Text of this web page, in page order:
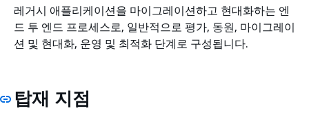
레거시 애플리케이션을 마이그레이션하고 현대화하는 엔
드 투 엔드 프로세스로, 일반적으로 평가, 동원, 마이그레이
션 및 현대화, 운영 및 최적화 단계로 구성됩니다.
탑재 지점